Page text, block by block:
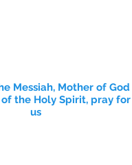
Messiah, Mother of God
the Holy Spirit, pray for
us